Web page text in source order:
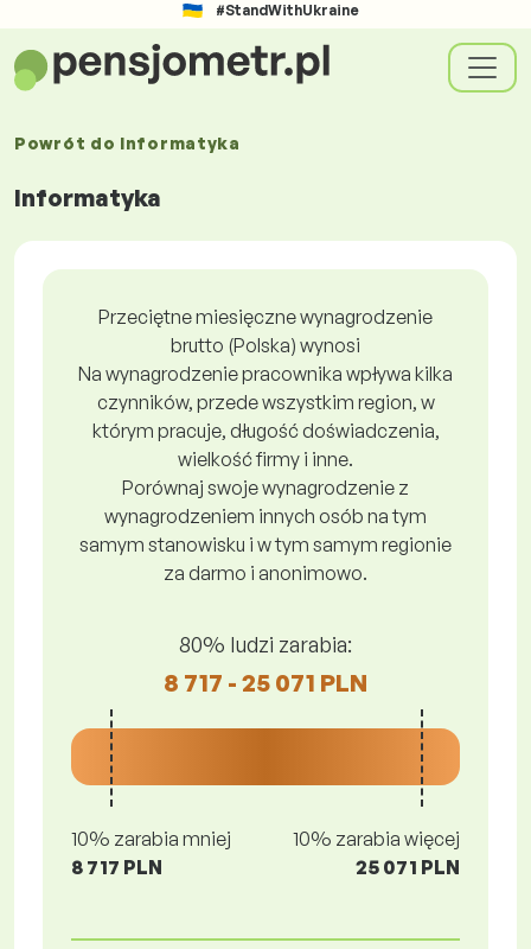
#StandWithUkraine
Powrót do Informatyka
Informatyka
Przeciętne miesięczne wynagrodzenie
brutto (Polska) wynosi
Na wynagrodzenie pracownika wpływa kilka
czynników, przede wszystkim region, w
którym pracuje, długość doświadczenia,
wielkość firmy i inne.
Porównaj swoje wynagrodzenie z
wynagrodzeniem innych osób na tym
samym stanowisku i w tym samym regionie
za darmo i anonimowo.
80% ludzi zarabia:
8 717 - 25 071 PLN
10% zarabia mniej
8 717 PLN
10% zarabia więcej
25 071 PLN